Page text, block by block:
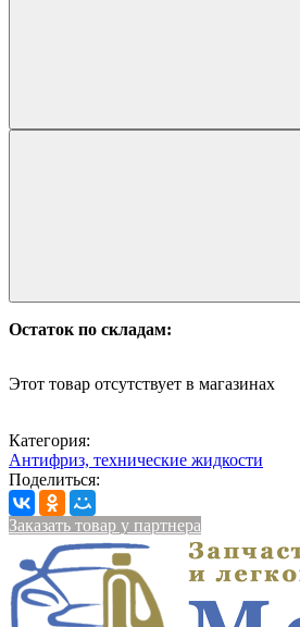
Остаток по складам:
Этот товар отсутствует в магазинах
Категория:
Антифриз, технические жидкости
Поделиться:
Заказать товар у партнера